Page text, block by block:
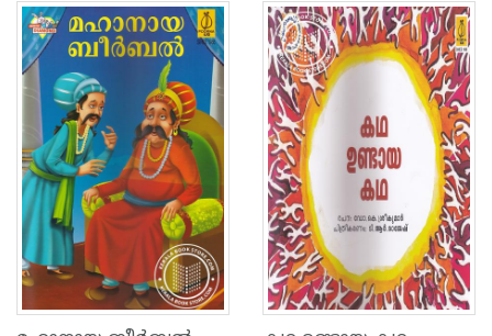
5
4
3
2
1 5
4
3
2
1